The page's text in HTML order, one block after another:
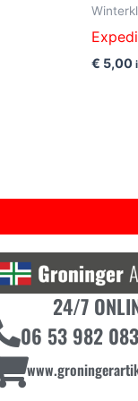
€ 5,00
24/7
06 53 982 083